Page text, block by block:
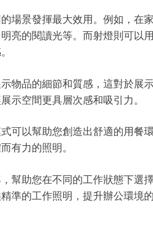
場景發揮最大效用。例如，在
亮的閱讀光等。而射燈則可以
物品的細節和質感，這對於展
示空間更具層次感和吸引力。
可以幫助您創造出舒適的用餐
有力的照明。
幫助您在不同的工作狀態下選擇
準的工作照明，提升辦公環境的